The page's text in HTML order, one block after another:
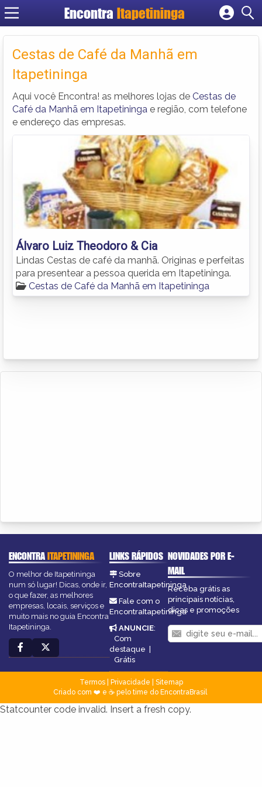
Encontra Itapetininga
Cadastrar empresa
Criar conta
Cestas de Café da Manhã em
Itapetininga
Aqui você Encontra! as melhores lojas de Cestas de
Café da Manhã em Itapetininga e região, com telefone
e endereço das empresas.
Álvaro Luiz Theodoro & Cia
Lindas Cestas de café da manhã. Originas e perfeitas
para presentear a pessoa querida em Itapetininga.
Cestas de Café da Manhã em Itapetininga
ENCONTRAITAPETININGA
O melhor de Itapetininga
num só lugar! Dicas, onde ir,
o que fazer, as melhores
empresas, locais, serviços e
muito mais no guia Encontra
Itapetininga.
LINKS RÁPIDOS
Sobre
EncontraItapetininga
Fale com o
EncontraItapetininga
ANUNCIE:
Com
destaque |
Grátis
NOVIDADES POR E-
MAIL
Receba grátis as
principais notícias,
dicas e promoções
Termos| Privacidade
Sitemap
Criado com ❤️ e ☕ pelo time do EncontraBrasil
Statcounter code invalid. Insert a fresh copy.